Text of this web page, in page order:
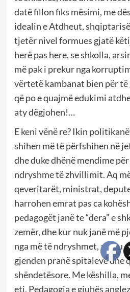
datë fillon fiks mësimi, me
idealin e Atdheut,
tjetër nivel formues gjatë
herë pas here, se shkolla,
më pak i prekur nga
vërtetë kambanat bien për
që po e quajmë edukimi
aty dëgjohen!…
E keni vënë re? Ikin
shihen më të përfshihen në
dhe duke dhënë mendime
ndryshme të zhvillimit. Aq
qeveritarët, ministrat,
harrohen emrat pas ca
pedagogët janë te “dera” e
zemër, dhe kur nuk janë më
nga më të ndryshmet, ashtu
gjenden pranë spitaleve dhe
shëndetësore. Me këshilla,
etj. Pedagogia e gjuhës